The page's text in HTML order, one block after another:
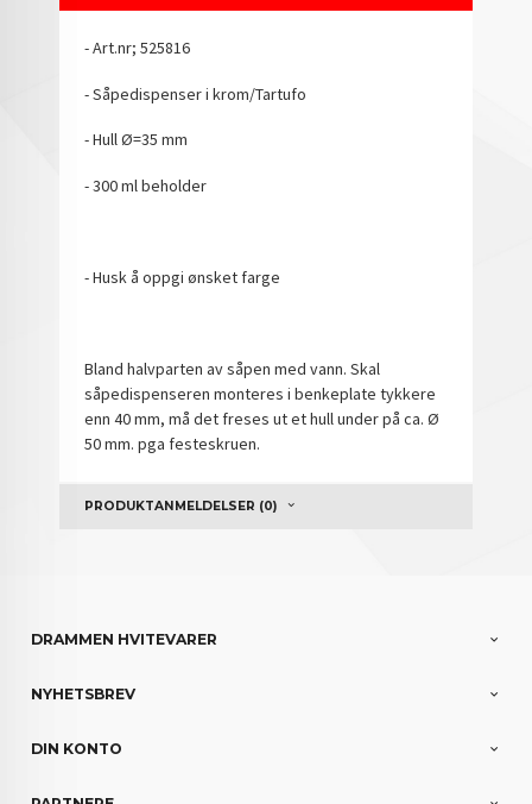
- Art.nr; 525816
- Såpedispenser i krom/Tartufo
- Hull Ø=35 mm
- 300 ml beholder
- Husk å oppgi ønsket farge
Bland halvparten av såpen med vann. Skal
såpedispenseren monteres i benkeplate tykkere
enn 40 mm, må det freses ut et hull under på ca. Ø
50 mm. pga festeskruen.
PRODUKTANMELDELSER (0)
DRAMMEN HVITEVARER
NYHETSBREV
DIN KONTO